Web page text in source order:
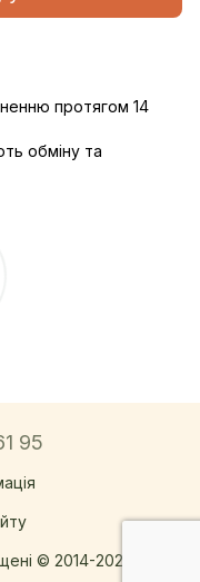
протягом 14
обміну та
95
© 2014-2026